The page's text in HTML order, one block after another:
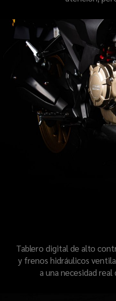
Tablero digital de alto
y frenos hidráulicos
a una necesidad